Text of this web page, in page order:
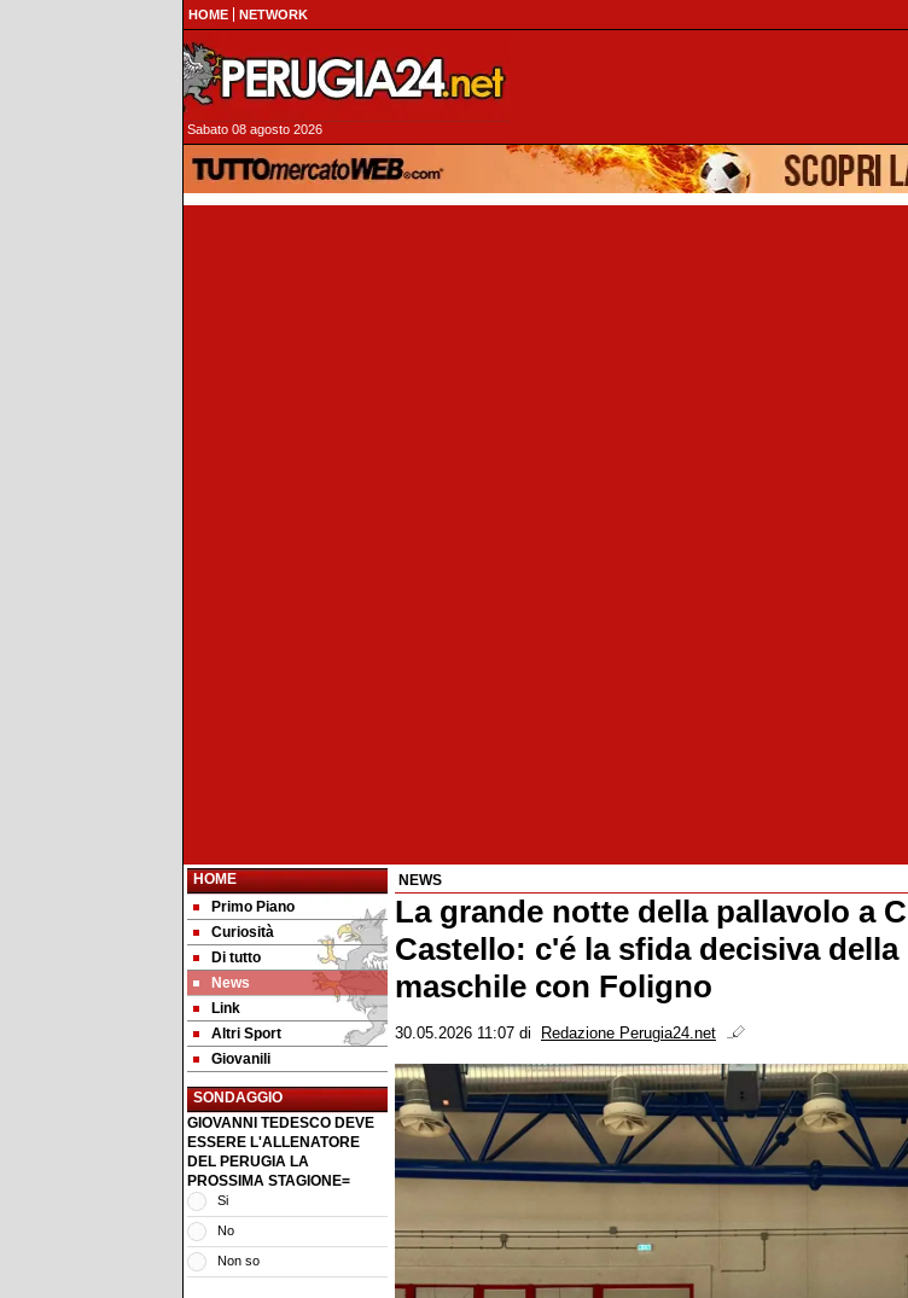
HOME NETWORK
Sabato 08 agosto 2026
HOME
Primo Piano
Curiosità
Di tutto
News
Link
Altri Sport
Giovanili
SONDAGGIO
GIOVANNI TEDESCO DEVE
ESSERE L'ALLENATORE
DEL PERUGIA LA
PROSSIMA STAGIONE=
Si
No
Non so
NEWS
La grande notte della pallavolo a
Castello: c'é la sfida decisiva della
maschile con Foligno
30.05.2026 11:07 di Redazione Perugia24.net